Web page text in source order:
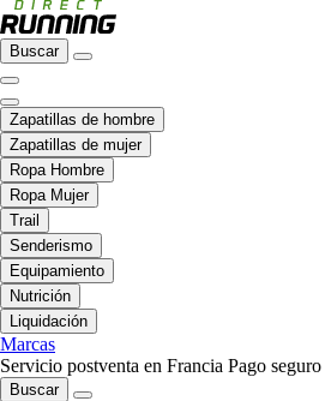
Buscar
Zapatillas de hombre
Zapatillas de mujer
Ropa Hombre
Ropa Mujer
Trail
Senderismo
Equipamiento
Nutrición
Liquidación
Marcas
Servicio postventa en Francia Pago seguro
Buscar